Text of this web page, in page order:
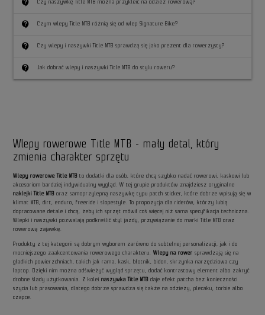
contact_support Czy naszywkę Title MTB można przykleić na odzież rowerową?
contact_support Czym wlepy Title MTB różnią się od wlep Signature Bike?
contact_support Czy wlepy i naszywki Title MTB sprawdzą się jako prezent dla rowerzysty?
contact_support Jak dobrać wlepy i naszywki Title MTB do stylu roweru?
Wlepy rowerowe Title MTB - mały detal, który
zmienia charakter sprzętu
Wlepy rowerowe Title MTB to dodatki dla osób, które chcą szybko nadać rowerowi, kaskowi lub
akcesoriom bardziej indywidualny wygląd. W tej grupie produktów znajdziesz oryginalne
naklejki Title MTB oraz samoprzylepną naszywkę typu patch sticker, które dobrze wpisują się w
klimat MTB, dirt, enduro, freeride i slopestyle. To propozycja dla riderów, którzy lubią
dopracowane detale i chcą, żeby ich sprzęt mówił coś więcej niż sama specyfikacja techniczna.
Wlepki i naszywki pozwalają podkreślić styl jazdy, przywiązanie do marki Title MTB oraz
rowerową zajawkę.
Produkty z tej kategorii są dobrym wyborem zarówno do subtelnej personalizacji, jak i do
mocniejszego zaakcentowania rowerowego charakteru.Wlepy na rower sprawdzają się na
gładkich powierzchniach, takich jak rama, kask, błotnik, bidon, skrzynka narzędziowa czy
laptop. Dzięki nim można odświeżyć wygląd sprzętu, dodać kontrastowy element albo zakryć
drobne ślady użytkowania. Z koleinaszywka Title MTB daje efekt patcha bez konieczności
szycia lub prasowania, dlatego dobrze sprawdza się także na odzieży, plecaku, torbie albo
czapce.